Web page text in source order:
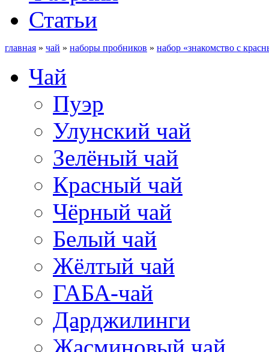
Статьи
главная » чай » наборы пробников » набор «знакомство с
Чай
Пуэр
Улунский чай
Зелёный чай
Красный чай
Чёрный чай
Белый чай
Жёлтый чай
ГАБА-чай
Дарджилинги